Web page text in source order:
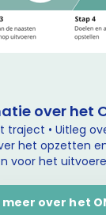
over het
traject • Uitleg
het opzetten
voor het
meer over het